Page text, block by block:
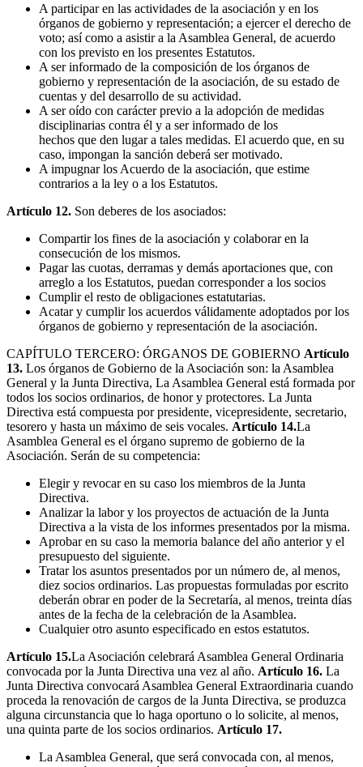
A participar en las actividades de la asociación y en los
órganos de gobierno y representación; a ejercer el derecho de
voto; así como a asistir a la Asamblea General, de acuerdo
con los previsto en los presentes Estatutos.
A ser informado de la composición de los órganos de
gobierno y representación de la asociación, de su estado de
cuentas y del desarrollo de su actividad.
A ser oído con carácter previo a la adopción de medidas
disciplinarias contra él y a ser informado de los
hechos que den lugar a tales medidas. El acuerdo que, en su
caso, impongan la sanción deberá ser motivado.
A impugnar los Acuerdo de la asociación, que estime
contrarios a la ley o a los Estatutos.
Artículo 12. Son deberes de los asociados:
Compartir los fines de la asociación y colaborar en la
consecución de los mismos.
Pagar las cuotas, derramas y demás aportaciones que, con
arreglo a los Estatutos, puedan corresponder a los socios
Cumplir el resto de obligaciones estatutarias.
Acatar y cumplir los acuerdos válidamente adoptados por los
órganos de gobierno y representación de la asociación.
CAPÍTULO TERCERO: ÓRGANOS DE GOBIERNO Artículo
13. Los órganos de Gobierno de la Asociación son: la Asamblea
General y la Junta Directiva, La Asamblea General está formada por
todos los socios ordinarios, de honor y protectores. La Junta
Directiva está compuesta por presidente, vicepresidente, secretario,
tesorero y hasta un máximo de seis vocales. Artículo 14.La
Asamblea General es el órgano supremo de gobierno de la
Asociación. Serán de su competencia:
Elegir y revocar en su caso los miembros de la Junta
Directiva.
Analizar la labor y los proyectos de actuación de la Junta
Directiva a la vista de los informes presentados por la misma.
Aprobar en su caso la memoria balance del año anterior y el
presupuesto del siguiente.
Tratar los asuntos presentados por un número de, al menos,
diez socios ordinarios. Las propuestas formuladas por escrito
deberán obrar en poder de la Secretaría, al menos, treinta días
antes de la fecha de la celebración de la Asamblea.
Cualquier otro asunto especificado en estos estatutos.
Artículo 15.La Asociación celebrará Asamblea General Ordinaria
convocada por la Junta Directiva una vez al año. Artículo 16. La
Junta Directiva convocará Asamblea General Extraordinaria cuando
proceda la renovación de cargos de la Junta Directiva, se produzca
alguna circunstancia que lo haga oportuno o lo solicite, al menos,
una quinta parte de los socios ordinarios. Artículo 17.
La Asamblea General, que será convocada con, al menos,